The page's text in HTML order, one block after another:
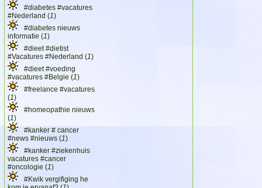
#diabetes #vacatures
#Nederland (1)
#diabetes nieuws
informatie (1)
#dieet #dietist
#Vacatures #Nederland (1)
#dieet #voeding
#vacatures #Belgie (1)
#freelance #vacatures
(1)
#homeopathie nieuws
(1)
#kanker # cancer
#news #nieuws (1)
#kanker #ziekenhuis
vacatures #cancer
#oncologie (1)
#Kwik vergifiging he